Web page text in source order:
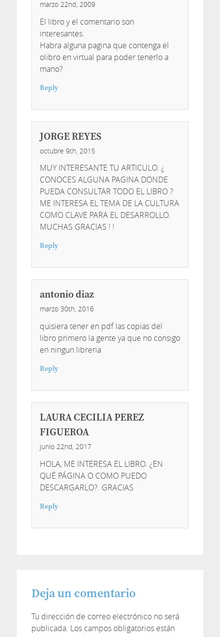
marzo 22nd, 2009
El libro y el comentario son
interesantes.
Habra alguna pagina que contenga el
olibro en virtual para poder tenerlo a
mano?
Reply
JORGE REYES
octubre 9th, 2015
MUY INTERESANTE TU ARTICULO. ¿
CONOCES ALGUNA PAGINA DONDE
PUEDA CONSULTAR TODO EL LIBRO ?
ME INTERESA EL TEMA DE LA CULTURA
COMO CLAVE PARA EL DESARROLLO.
MUCHAS GRACIAS ! !
Reply
antonio diaz
marzo 30th, 2016
quisiera tener en pdf las copias del
libro primero la gente ya que no consigo
en ningun libreria
Reply
LAURA CECILIA PEREZ
FIGUEROA
junio 22nd, 2017
HOLA, ME INTERESA EL LIBRO. ¿EN
QUÉ PÁGINA O COMO PUEDO
DESCARGARLO?. GRACIAS
Reply
Deja un comentario
Tu dirección de correo electrónico no será
publicada. Los campos obligatorios están